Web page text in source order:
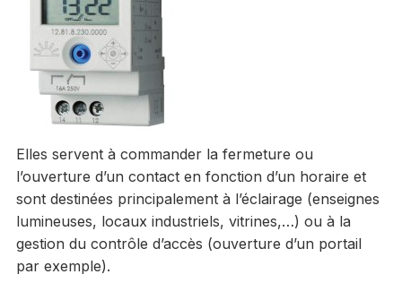
Elles servent à commander la fermeture ou
l’ouverture d’un contact en fonction d’un horaire et
sont destinées principalement à l’éclairage (enseignes
lumineuses, locaux industriels, vitrines,…) ou à la
gestion du contrôle d’accès (ouverture d’un portail
par exemple).